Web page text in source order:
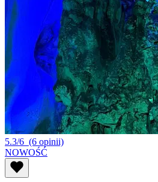
5.3/6 (6 opinii)
NOWOŚĆ